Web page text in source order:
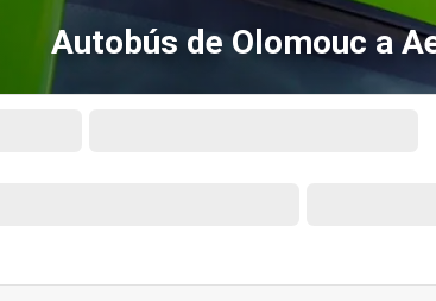
Autobús de Olomouc a